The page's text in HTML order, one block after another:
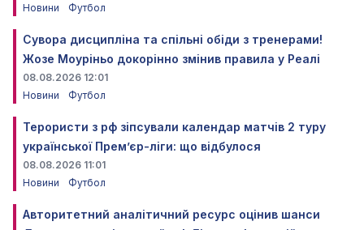
Новини
Футбол
Сувора дисципліна та спільні обіди з тренерами!
Жозе Моуріньо докорінно змінив правила у Реалі
08.08.2026 12:01
Новини
Футбол
Терористи з рф зіпсували календар матчів 2 туру
української Прем’єр-ліги: що відбулося
08.08.2026 11:01
Новини
Футбол
Авторитетний аналітичний ресурс оцінив шанси